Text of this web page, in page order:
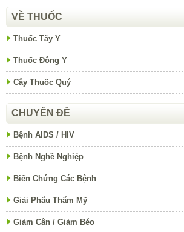
VỀ THUỐC
Thuốc Tây Y
Thuốc Đông Y
Cây Thuốc Quý
CHUYÊN ĐỀ
Bệnh AIDS / HIV
Bệnh Nghề Nghiệp
Biến Chứng Các Bệnh
Giải Phẩu Thẩm Mỹ
Giảm Cân / Giảm Béo